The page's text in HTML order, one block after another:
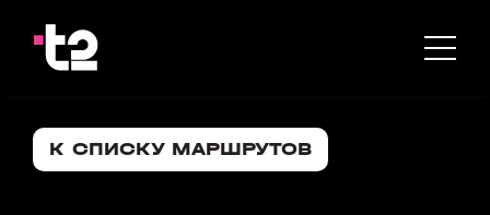
К СПИСКУ МАРШРУТОВ